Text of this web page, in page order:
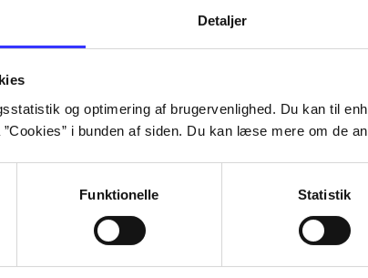
Detaljer
og optimering af brugervenlighed. Du kan til
i bunden af siden. Du kan læse mere om de
Funktionelle Statistik